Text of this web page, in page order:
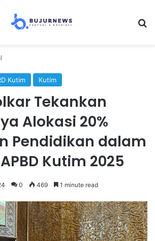
Kutim Kutim
Tekankan
Alokasi 20%
Pendidikan dalam
Kutim 2025
0 469 1 minute read